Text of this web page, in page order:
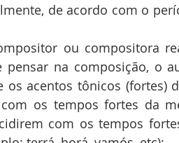
de acordo com o
ou compositora
pensar na composição, o
os acentos tônicos (fortes)
os tempos fortes da
com os tempos